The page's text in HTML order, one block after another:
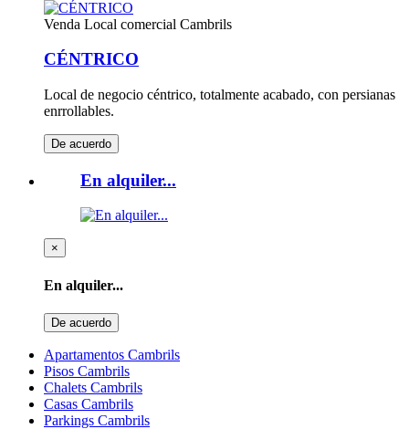
Venda Local comercial Cambrils
CÉNTRICO
Local de negocio céntrico, totalmente acabado, con persianas
enrrollables.
De acuerdo
En alquiler...
×
En alquiler...
De acuerdo
Apartamentos Cambrils
Pisos Cambrils
Chalets Cambrils
Casas Cambrils
Parkings Cambrils